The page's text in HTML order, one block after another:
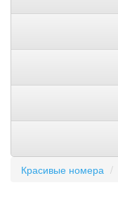
Красивые номера